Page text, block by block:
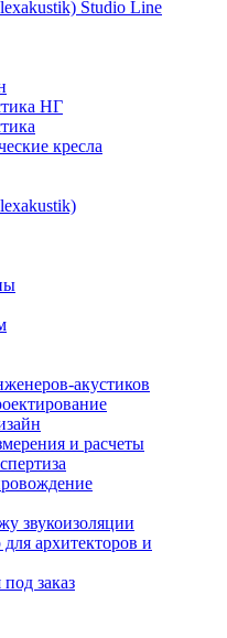
Studio Line
НГ
кресла
акустиков
и расчеты
звукоизоляции
архитекторов и
заказ